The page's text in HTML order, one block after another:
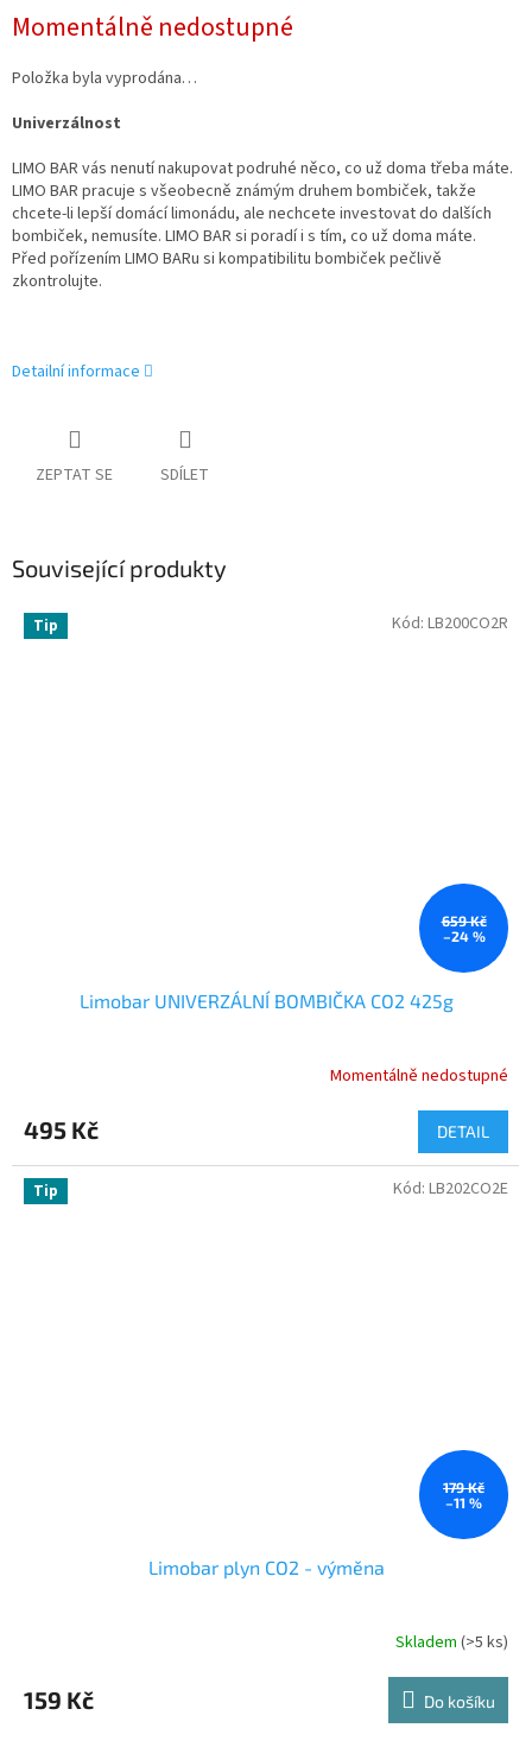
cena:
Momentálně nedostupné
Položka byla vyprodána…
Univerzálnost
LIMO BAR vás nenutí nakupovat podruhé něco, co už doma třeba máte.
LIMO BAR pracuje s všeobecně známým druhem bombiček, takže
chcete-li lepší domácí limonádu, ale nechcete investovat do dalších
bombiček, nemusíte. LIMO BAR si poradí i s tím, co už doma máte.
Před pořízením LIMO BARu si kompatibilitu bombiček pečlivě
zkontrolujte.
Detailní informace
ZEPTAT SE SDÍLET
Související produkty
Tip
659 Kč
–24 %
Limobar UNIVERZÁLNÍ BOMBIČKA CO2 425g
Momentálně nedostupné
495 Kč DETAIL
Kód: LB200CO2R
Tip
179 Kč
–11 %
Limobar plyn CO2 - výměna
produktu
je
Skladem(>5 ks)
159 Kč Do košíku
Kód: LB202CO2E